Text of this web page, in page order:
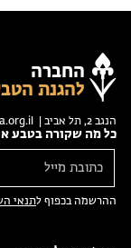
החברה
להגנת
הנגב 2, תל אביב |
כל מה שקורה בטבע
ההרשמה בכפוף לתנאי